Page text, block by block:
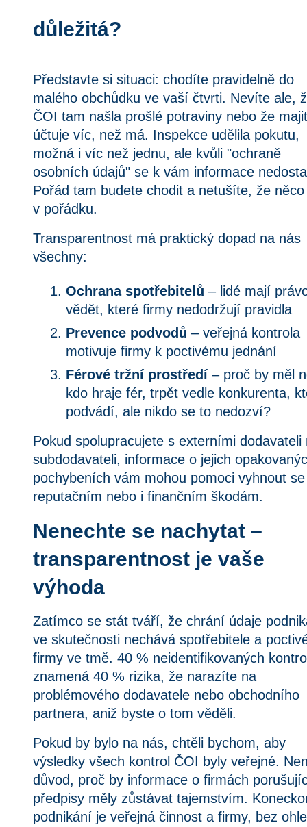
důležitá?
Představte si situaci: chodíte pravidelně do
malého obchůdku ve vaší čtvrti. Nevíte ale,
ČOI tam našla prošlé potraviny nebo že
účtuje víc, než má. Inspekce udělila pokutu,
možná i víc než jednu, ale kvůli "ochraně
osobních údajů" se k vám informace
Pořád tam budete chodit a netušíte, že
v pořádku.
Transparentnost má praktický dopad na nás
všechny:
Ochrana spotřebitelů – lidé mají
vědět, které firmy nedodržují pravidla
Prevence podvodů – veřejná kontrola
motivuje firmy k poctivému jednání
Férové tržní prostředí – proč by měl
kdo hraje fér, trpět vedle konkurenta,
podvádí, ale nikdo se to nedozví?
Pokud spolupracujete s externími dodavateli
subdodavateli, informace o jejich
pochybeních vám mohou pomoci vyhnout se
reputačním nebo i finančním škodám.
Nenechte se nachytat –
transparentnost je vaše
výhoda
Zatímco se stát tváří, že chrání údaje
ve skutečnosti nechává spotřebitele a
firmy ve tmě. 40 % neidentifikovaných
znamená 40 % rizika, že narazíte na
problémového dodavatele nebo obchodního
partnera, aniž byste o tom věděli.
Pokud by bylo na nás, chtěli bychom, aby
výsledky všech kontrol ČOI byly veřejné.
důvod, proč by informace o firmách
předpisy měly zůstávat tajemstvím.
podnikání je veřejná činnost a firmy, bez